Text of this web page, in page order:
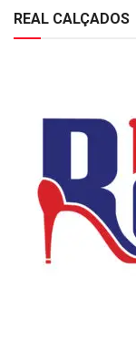
REAL CALÇADOS